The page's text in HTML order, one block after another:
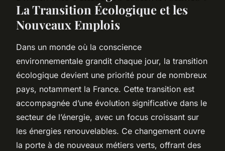
La Transition Écologique et les
Nouveaux Emplois
Dans un monde où la conscience
environnementale grandit chaque jour, la transition
écologique devient une priorité pour de nombreux
pays, notamment la France. Cette transition est
accompagnée d’une évolution significative dans le
secteur de l’énergie, avec un focus croissant sur
les énergies renouvelables. Ce changement ouvre
la porte à de nouveaux métiers verts, offrant des